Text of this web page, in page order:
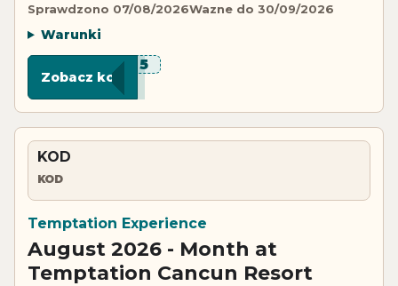
Sprawdzono 07/08/2026Wazne do 30/09/2026
Warunki
***VE5
Zobacz kod
KOD
KOD
Temptation Experience
August 2026 - Month at
Temptation Cancun Resort